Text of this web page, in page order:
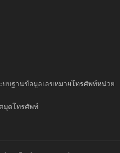
บบฐานข้อมูลเลขหมายโทรศัพท์หน่วย
มุดโทรศัพท์